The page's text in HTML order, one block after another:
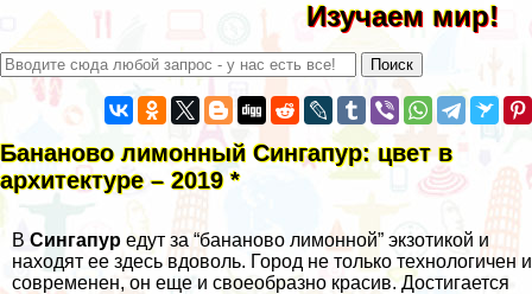
Изучаем мир!
Бананово лимонный Сингапур: цвет в
архитектуре – 2019 *
В Сингапур едут за “бананово лимонной” экзотикой и
находят ее здесь вдоволь. Город не только технологичен и
современен, он еще и своеобразно красив. Достигается